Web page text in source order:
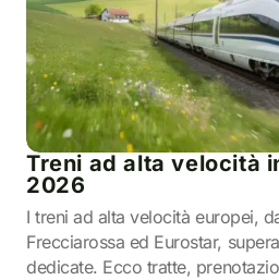
Treni ad alta velocità
2026
I treni ad alta velocità europei,
Frecciarossa ed Eurostar,
dedicate. Ecco tratte,